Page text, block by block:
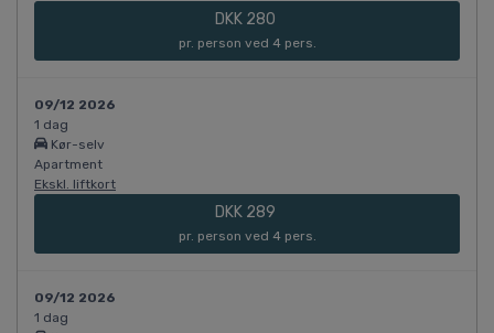
DKK 280
pr. person ved 4 pers.
09/12 2026
1 dag
Kør-selv
Apartment
Ekskl. liftkort
DKK 289
pr. person ved 4 pers.
09/12 2026
1 dag